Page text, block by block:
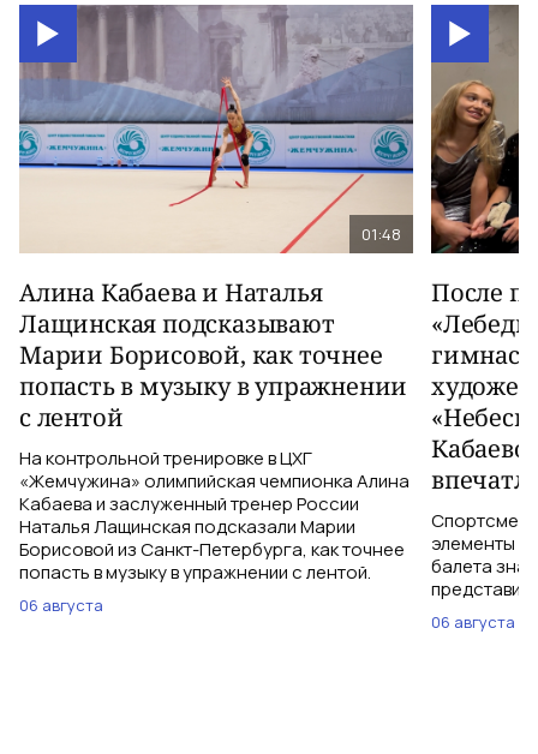
01:48
Алина Кабаева и Наталья
Лащинская подсказывают
Марии Борисовой, как точнее
попасть в музыку в упражнении
с лентой
На контрольной тренировке в ЦХГ
«Жемчужина» олимпийская чемпионка Алина
Кабаева и заслуженный тренер России
Наталья Лащинская подсказали Марии
Борисовой из Санкт-Петербурга, как точнее
попасть в музыку в упражнении с лентой.
06 августа
После
элементы
балета
06 августа